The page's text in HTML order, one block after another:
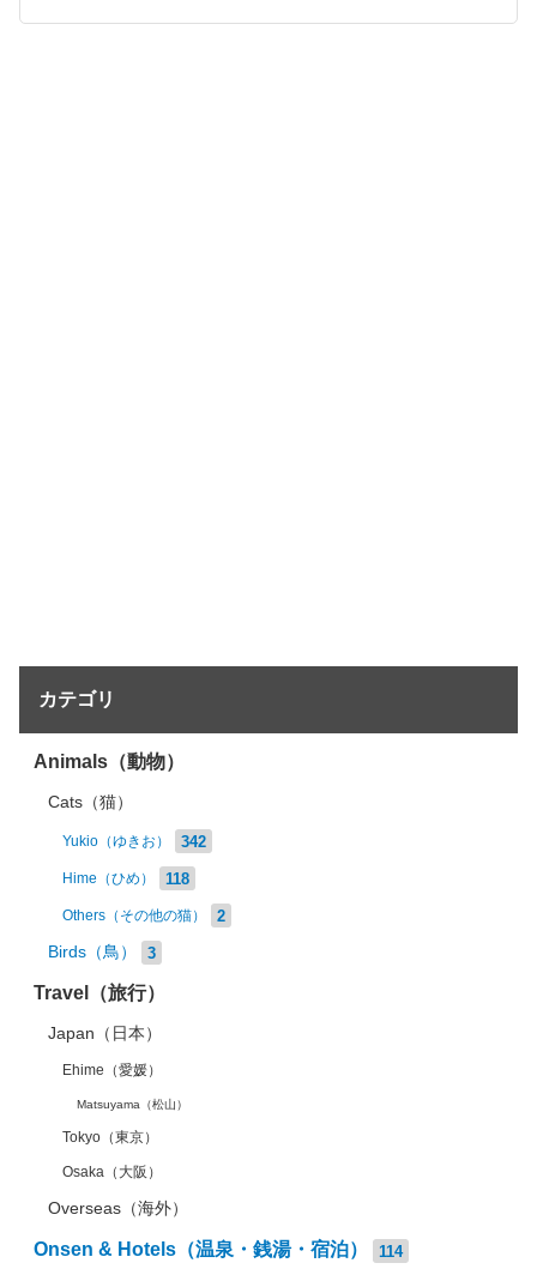
カテゴリ
Animals（動物）
Cats（猫）
Yukio（ゆきお） 342
Hime（ひめ） 118
Others（その他の猫） 2
Birds（鳥） 3
Travel（旅行）
Japan（日本）
Ehime（愛媛）
Matsuyama（松山）
Tokyo（東京）
Osaka（大阪）
Overseas（海外）
Onsen & Hotels（温泉・銭湯・宿泊） 114